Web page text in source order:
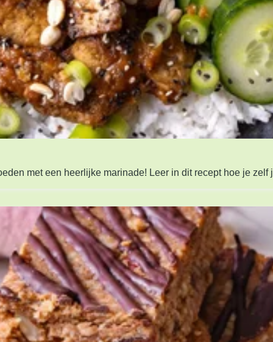
met een heerlijke marinade! Leer in dit recept hoe je zelf